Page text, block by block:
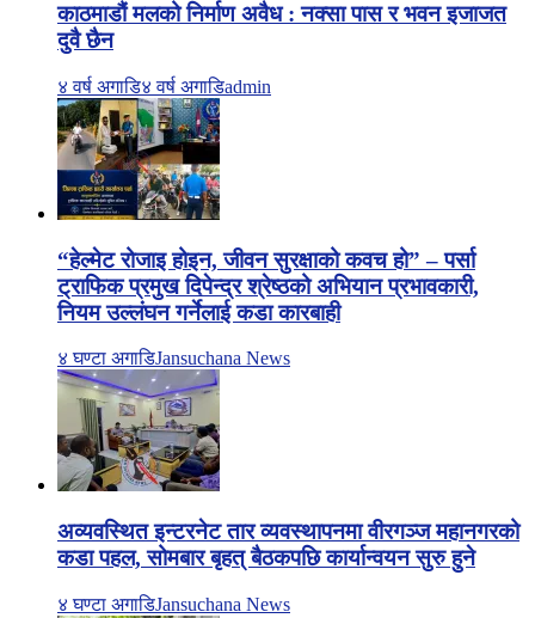
काठमाडौं मलको निर्माण अवैध : नक्सा पास र भवन इजाजत
दुवै छैन
४ वर्ष अगाडि४ वर्ष अगाडिadmin
“हेल्मेट रोजाइ होइन, जीवन सुरक्षाको कवच हो” – पर्सा
ट्राफिक प्रमुख दिपेन्द्र श्रेष्ठको अभियान प्रभावकारी,
नियम उल्लंघन गर्नेलाई कडा कारबाही
४ घण्टा अगाडिJansuchana News
अव्यवस्थित इन्टरनेट तार व्यवस्थापनमा वीरगञ्ज महानगरको
कडा पहल, सोमबार बृहत् बैठकपछि कार्यान्वयन सुरु हुने
४ घण्टा अगाडिJansuchana News